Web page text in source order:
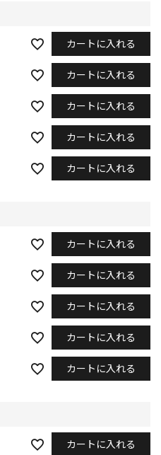
カートに入れる
カートに入れる
カートに入れる
カートに入れる
カートに入れる
カートに入れる
カートに入れる
カートに入れる
カートに入れる
カートに入れる
カートに入れる